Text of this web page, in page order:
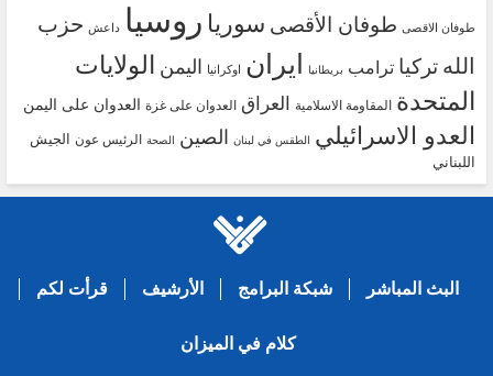
طوفان الاقصى طوفان الأقصى سوريا روسيا داعش حزب
الله تركيا ترامب بريطانيا ايران اوكرانيا اليمن الولايات
المتحدة
المقاومة الاسلامية العراق العدوان على غزة العدوان على اليمن
العدو الاسرائيلي الطقس في لبنان الصين الصحة الرئيس عون
الجيش
اللبناني
البث المباشر شبكة البرامج الأرشيف قرأت لكم
كلام في الميزان